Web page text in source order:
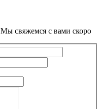
свяжемся с вами скоро